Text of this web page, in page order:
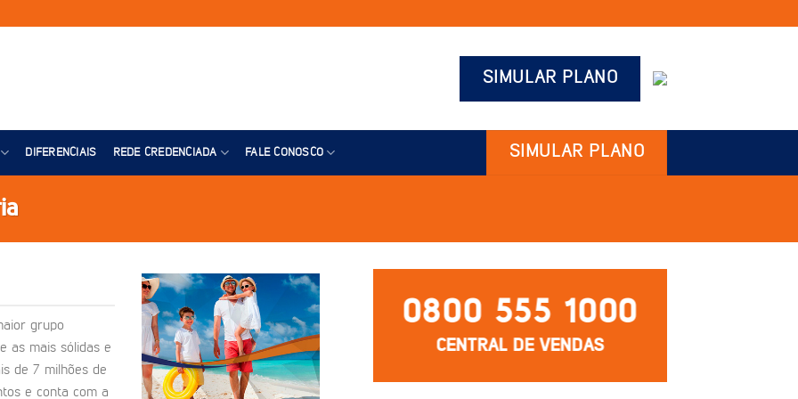
SIMULAR PLANO
DIFERENCIAIS REDE CREDENCIADA FALE CONOSCO SIMULAR PLANO
grupo
as mais sólidas e
de 7 milhões de
e conta com a
0800 555 1000
CENTRAL DE VENDAS